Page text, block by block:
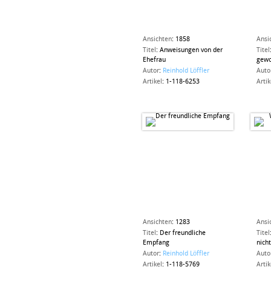
Ansichten: 1858
Titel : Anweisungen von der
Ehefrau
Autor: Reinhold Löffler
Artikel : 1-118-6253
Titel
Ansichten: 1283
Titel : Der freundliche
Empfang
Autor: Reinhold Löffler
Artikel : 1-118-5769
Titel